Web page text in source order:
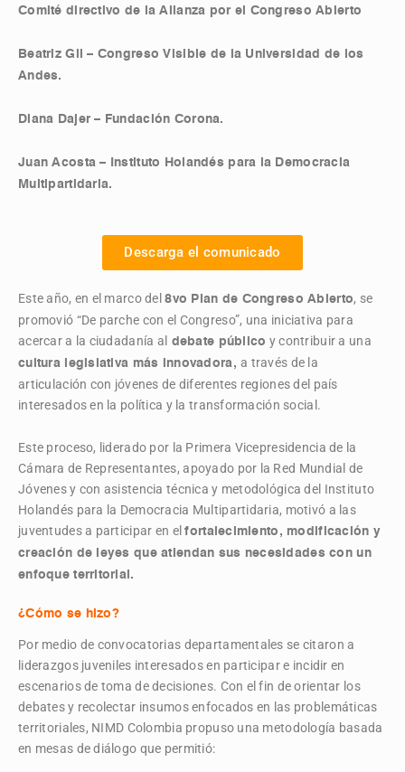
Comité directivo de la Alianza por el Congreso Abierto
Beatriz Gil – Congreso Visible de la Universidad de los
Andes.
Diana Dajer – Fundación Corona.
Juan Acosta – Instituto Holandés para la Democracia
Multipartidaria.
Descarga el comunicado
Este año, en el marco del8vo Plan de Congreso Abierto, se
promovió “De parche con el Congreso”, una iniciativa para
acercar a la ciudadanía al
debate público y contribuir a una
cultura legislativa más innovadora,a través de la
articulación con jóvenes de diferentes regiones del país
interesados en la política y la transformación social.
Este proceso, liderado por la Primera Vicepresidencia de la
Cámara de Representantes, apoyado por la Red Mundial de
Jóvenes y con asistencia técnica y metodológica del Instituto
Holandés para la Democracia Multipartidaria, motivó a las
juventudes a participar en elfortalecimiento, modificación y
creación de leyes que atiendan sus necesidades con un
enfoque territorial.
¿Cómo se hizo?
Por medio de convocatorias departamentales se citaron a
liderazgos juveniles interesados en participar e incidir en
escenarios de toma de decisiones. Con el fin de orientar los
debates y recolectar insumos enfocados en las problemáticas
territoriales, NIMD Colombia propuso una metodología basada
en mesas de diálogo que permitió: